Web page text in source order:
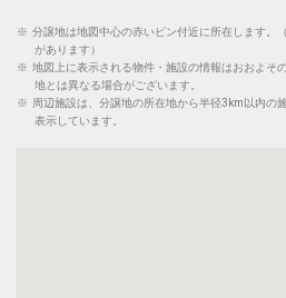
※ 分譲地は地図中心の赤いピン付近に所在します。
があります）
※ 地図上に表示される物件・施設の情報はおおよそ
地とは異なる場合がございます。
※ 周辺施設は、分譲地の所在地から半径3km以内の
表示しています。